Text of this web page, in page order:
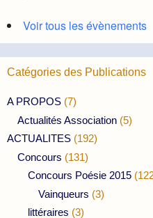
Voir tous les évènements
Catégories des Publications
A PROPOS (7)
Actualités Association (5)
ACTUALITES (192)
Concours (131)
Concours Poésie 2015
Vainqueurs (3)
littéraires (3)